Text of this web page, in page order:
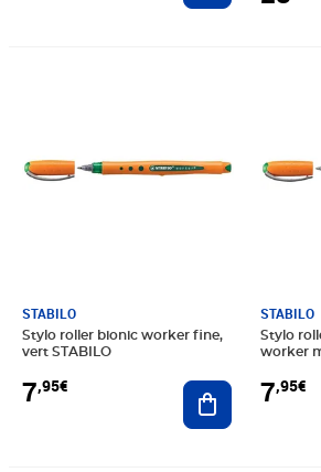
STABILO
Stylo roller bionic worker fine,
vert STABILO
7,95€ Ajouter au
STABILO
Stylo
7,95€